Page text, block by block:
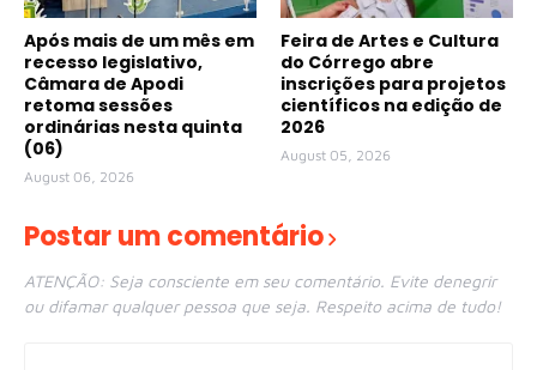
Após mais de um mês em
recesso legislativo,
Câmara de Apodi
retoma sessões
ordinárias nesta quinta
(06)
August 06, 2026
Feira de Artes e Cultura
do Córrego abre
inscrições para projetos
científicos na edição de
2026
August 05, 2026
Postar um comentário
ATENÇÃO: Seja consciente em seu comentário. Evite denegrir
ou difamar qualquer pessoa que seja. Respeito acima de tudo!